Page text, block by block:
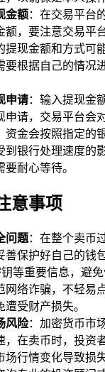
金额：在交易平台
额，要注意交易平
提现金额和方式可
要根据自己的情况
申请：输入提现金
申请，交易平台会
资金会按照指定的
到银行处理速度的
要耐心等待。
意事项
问题：在整个卖币
善保护好自己的钱
等重要信息，避
网络诈骗，不轻易
受财产损失。
风险：加密货币市
，在卖币时，投资
场行情变化导致损